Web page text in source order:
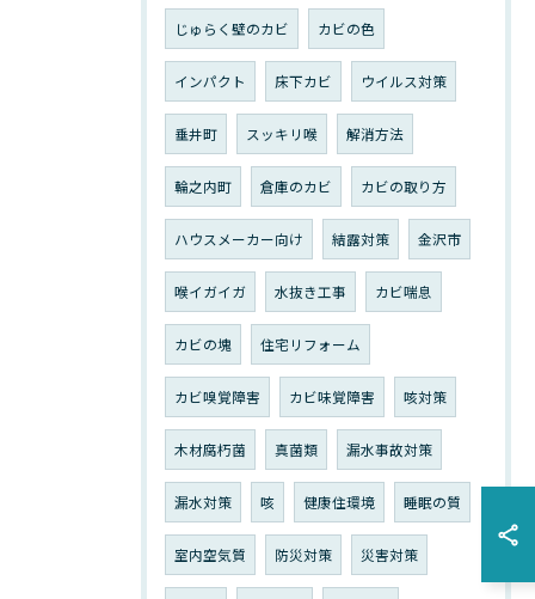
じゅらく壁のカビ カビの色
インパクト 床下カビ ウイルス対策
垂井町 スッキリ喉 解消方法
輪之内町 倉庫のカビ カビの取り方
ハウスメーカー向け 結露対策 金沢市
喉イガイガ 水抜き工事 カビ喘息
カビの塊 住宅リフォーム
カビ嗅覚障害 カビ味覚障害 咳対策
木材腐朽菌 真菌類 漏水事故対策
漏水対策 咳 健康住環境 睡眠の質
室内空気質 防災対策 災害対策